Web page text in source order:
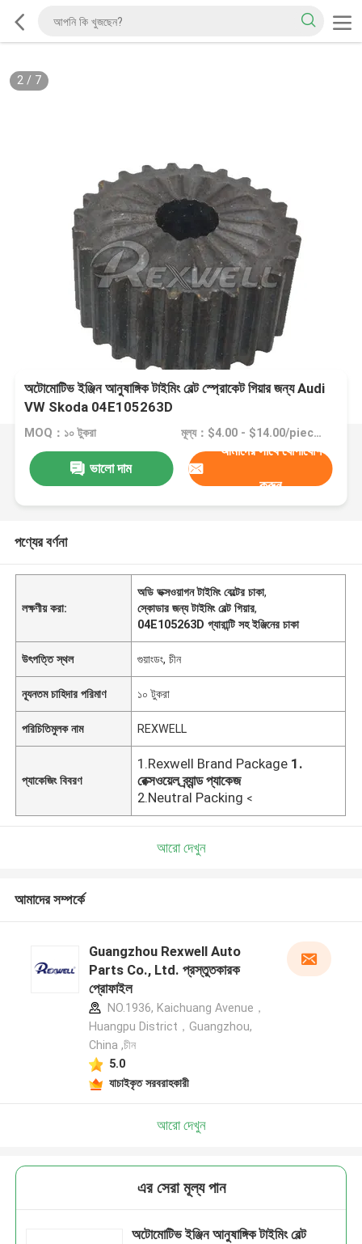
2/ 7
অটোমোটিভ ইঞ্জিন আনুষাঙ্গিক টাইমিং বেল্ট স্প্রোকেট গিয়ার জন্য Audi
VW Skoda 04E105263D
MOQ：১০ টুকরা মূল্য：$4.00 - $14.00/pieces
ভালো দাম
আমাদের সাথে যোগাযোগ
করুন
পণ্যের বর্ণনা
লক্ষণীয় করা:
অডি ভক্সওয়াগন টাইমিং বেল্টের চাকা,
স্কোডার জন্য টাইমিং বেল্ট গিয়ার,
04E105263D গ্যারান্টি সহ ইঞ্জিনের চাকা
উৎপত্তি স্থল গুয়াংডং, চীন
ন্যূনতম চাহিদার পরিমাণ ১০ টুকরা
পরিচিতিমুলক নাম REXWELL
প্যাকেজিং বিবরণ
1.Rexwell Brand Package 1.
রেক্সওয়েল ব্র্যান্ড প্যাকেজ
2.Neutral Packing <
আরো দেখুন
আমাদের সম্পর্কে
Guangzhou Rexwell Auto
Parts Co., Ltd. প্রস্তুতকারক
প্রোফাইল
NO.1936, Kaichuang Avenue，
Huangpu District，Guangzhou,
China ,চীন
5.0
যাচাইকৃত সরবরাহকারী
আরো দেখুন
এর সেরা মূল্য পান
অটোমোটিভ ইঞ্জিন আনুষাঙ্গিক টাইমিং বেল্ট